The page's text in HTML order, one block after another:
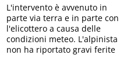
L'intervento è avvenuto in
parte via terra e in parte con
l'elicottero a causa delle
condizioni meteo. L'alpinista
non ha riportato gravi ferite